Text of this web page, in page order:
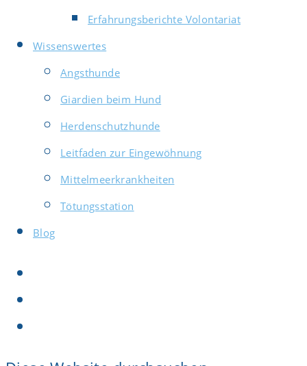
Erfahrungsberichte Volontariat
Wissenswertes
Angsthunde
Giardien beim Hund
Herdenschutzhunde
Leitfaden zur Eingewöhnung
Mittelmeerkrankheiten
Tötungsstation
Blog